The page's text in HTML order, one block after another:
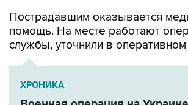
Пострадавшим оказывается
помощь. На месте работают
службы, уточнили в
ХРОНИКА